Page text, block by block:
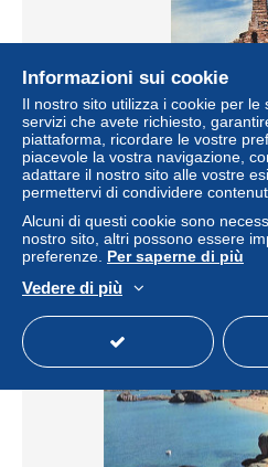
22 TREGASTEL
± 5,80 USD
Informazioni sui cookie
Il nostro sito utilizza i cookie per le
servizi che avete richiesto,
piattaforma, ricordare le vostre
piacevole la vostra navigazione,
adattare il nostro sito alle vostre
permettervi di condividere
Alcuni di questi cookie sono
nostro sito, altri possono essere
preferenze. Per saperne di più
Vedere di più